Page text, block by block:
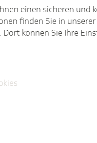
einen sicheren und
finden Sie in unserer
. Dort können Sie Ihre